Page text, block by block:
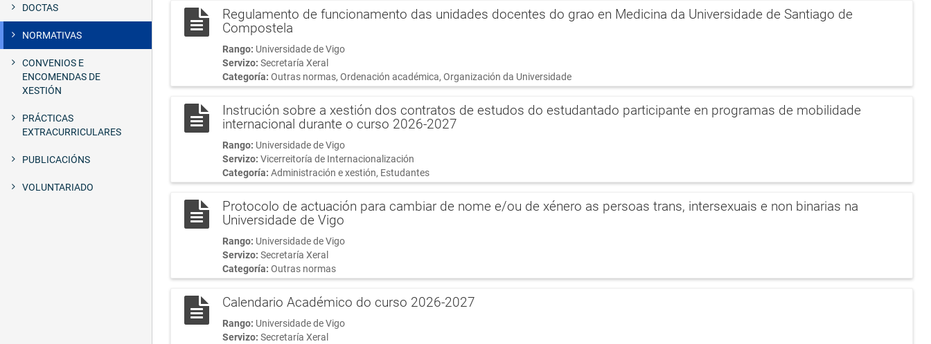
DOCTAS
NORMATIVAS
CONVENIOS E
ENCOMENDAS DE
XESTIÓN
PRÁCTICAS
EXTRACURRICULARES
PUBLICACIÓNS
VOLUNTARIADO
Regulamento de funcionamento das unidades docentes do grao en Medicina da Universidade de Santiago de
Compostela
Rango: Universidade de Vigo
Servizo: Secretaría Xeral
Categoría: Outras normas, Ordenación académica, Organización da Universidade
Instrución sobre a xestión dos contratos de estudos do estudantado participante en programas de mobilidade
internacional durante o curso 2026-2027
Rango: Universidade de Vigo
Servizo: Vicerreitoría de Internacionalización
Categoría: Administración e xestión, Estudantes
Protocolo de actuación para cambiar de nome e/ou de xénero as persoas trans, intersexuais e non binarias na
Universidade de Vigo
Rango: Universidade de Vigo
Servizo: Secretaría Xeral
Categoría: Outras normas
Calendario Académico do curso 2026-2027
Rango: Universidade de Vigo
Servizo: Secretaría Xeral